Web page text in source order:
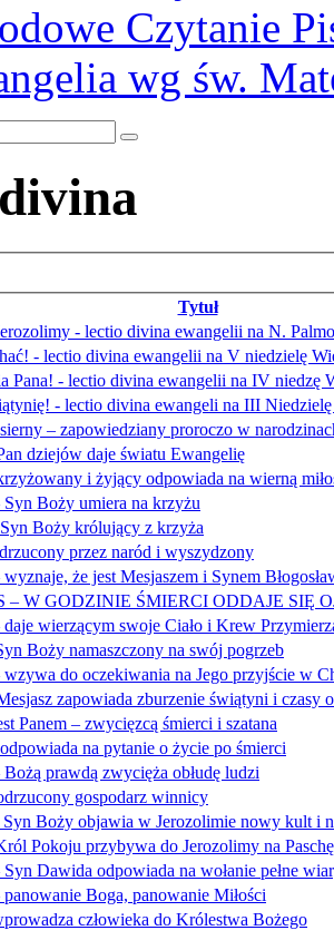
Czytanie
wg św.
Tytuł
- lectio divina ewangelii na N.
- lectio divina ewangelii na V niedzielę
Pana! - lectio divina ewangelii na IV niedzę
- lectio divina ewangeli na III
– zapowiedziany proroczo w
dziejów daje światu Ewangelię
i żyjący odpowiada na wierną
Boży umiera na krzyżu
Boży królujący z krzyża
przez naród i wyszydzony
że jest Mesjaszem i Synem
– W GODZINIE ŚMIERCI ODDAJE SIĘ
wierzącym swoje Ciało i Krew
Boży namaszczony na swój pogrzeb
do oczekiwania na Jego przyjście w
zapowiada zburzenie świątyni i czasy
Panem – zwycięzcą śmierci i szatana
na pytanie o życie po śmierci
prawdą zwycięża obłudę ludzi
gospodarz winnicy
Syn Boży objawia w Jerozolimie nowy kult i
Pokoju przybywa do Jerozolimy na Paschę
Dawida odpowiada na wołanie pełne
Boga, panowanie Miłości
człowieka do Królestwa Bożego